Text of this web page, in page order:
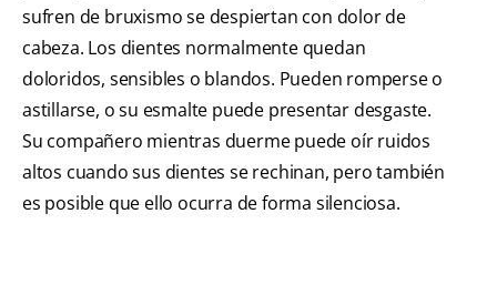
sufren de bruxismo se despiertan con dolor de
cabeza. Los dientes normalmente quedan
doloridos, sensibles o blandos. Pueden romperse o
astillarse, o su esmalte puede presentar desgaste.
Su compañero mientras duerme puede oír ruidos
altos cuando sus dientes se rechinan, pero también
es posible que ello ocurra de forma silenciosa.